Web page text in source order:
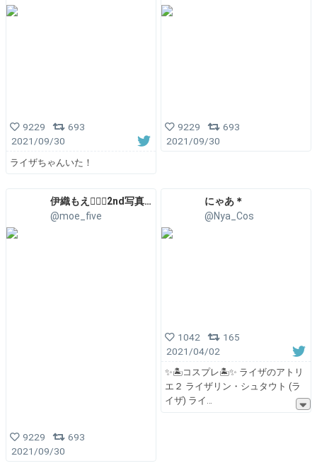
9229
693
2021/09/30
ライザちゃんいた！
9229
693
2021/09/30
伊織もえ❤️‍🔥㊗️2nd写真集発売🥳東リベ出演✌️FANICON開設❤️‍🔥
@moe_five
9229
693
2021/09/30
にゃあ＊
@Nya_Cos
1042
165
2021/04/02
✨🏝コスプレ🏝✨ ライザのアトリ
エ２ ライザリン・シュタウト (ラ
イザ) ライ